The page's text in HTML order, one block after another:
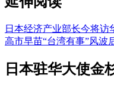
日本经济产业部长今将访
高市早苗“台湾有事”风
日本驻华大使金